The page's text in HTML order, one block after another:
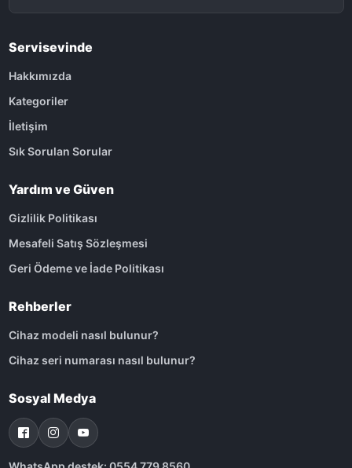
Servisevinde
Hakkımızda
Kategoriler
İletişim
Sık Sorulan Sorular
Yardım ve Güven
Gizlilik Politikası
Mesafeli Satış Sözleşmesi
Geri Ödeme ve İade Politikası
Rehberler
Cihaz modeli nasıl bulunur?
Cihaz seri numarası nasıl bulunur?
Sosyal Medya